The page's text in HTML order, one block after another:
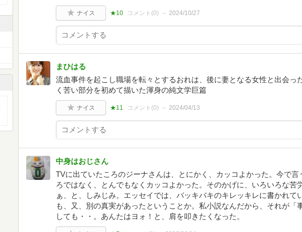
ナイス ★10 コメント(0) 2024/10/27
まひはる
流血事件を起こし職場を転々とするおれは、後に妻となる女性と出会っ
く苦い部分を初めて描いた渾身の純文学巨篇
ナイス ★11 コメント(0) 2024/04/13
中身はおじさん
TVに出ていたころのジーナさんは、とにかく、カッコよかった。今で言
ろではなく、とんでもなくカッコよかった。そのかげに、いろいろな苦
ぁ、と、しみじみ。エッセイでは、バッキバキのキレッキレに書かれて
も、又、別の真実があったということか。私小説なんだから、それが「
しても・・。あんたはヨォ！と、肩を叩きたくなった。